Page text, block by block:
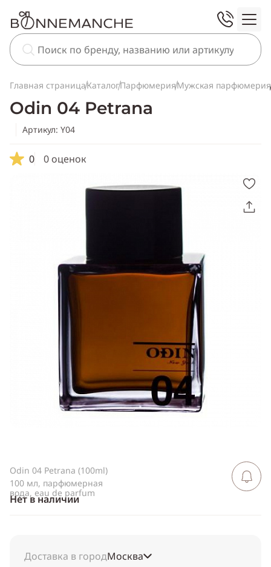
Главная страницаКаталогПарфюмерияМужская парфюмерия
Odin 04 Petrana
Артикул: Y04
0 0 оценок
Telegram
WhatsApp
Viber
ВКонтакте
Одноклассники
Odin 04 Petrana (100ml)
100 мл, парфюмерная
вода, eau de parfum
Нет в наличии
Сообщить
Доставка в городМосква